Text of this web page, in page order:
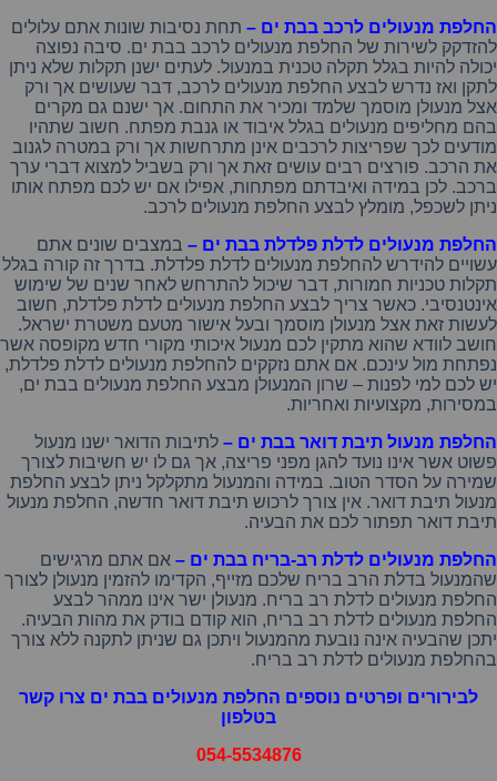
החלפת מנעולים לרכב בבת ים – תחת נסיבות שונות אתם עלולים
להזדקק לשירות של החלפת מנעולים לרכב בבת ים. סיבה נפוצה
יכולה להיות בגלל תקלה טכנית במנעול. לעתים ישנן תקלות שלא ניתן
לתקן ואז נדרש לבצע החלפת מנעולים לרכב, דבר שעושים אך ורק
אצל מנעולן מוסמך שלמד ומכיר את התחום. אך ישנם גם מקרים
בהם מחליפים מנעולים בגלל איבוד או גנבת מפתח. חשוב שתהיו
מודעים לכך שפריצות לרכבים אינן מתרחשות אך ורק במטרה לגנוב
את הרכב. פורצים רבים עושים זאת אך ורק בשביל למצוא דברי ערך
ברכב. לכן במידה ואיבדתם מפתחות, אפילו אם יש לכם מפתח אותו
ניתן לשכפל, מומלץ לבצע החלפת מנעולים לרכב.
החלפת מנעולים לדלת פלדלת בבת ים – במצבים שונים אתם
עשויים להידרש להחלפת מנעולים לדלת פלדלת. בדרך זה קורה בגלל
תקלות טכניות חמורות, דבר שיכול להתרחש לאחר שנים של שימוש
אינטנסיבי. כאשר צריך לבצע החלפת מנעולים לדלת פלדלת, חשוב
לעשות זאת אצל מנעולן מוסמך ובעל אישור מטעם משטרת ישראל.
חושב לוודא שהוא מתקין לכם מנעול איכותי מקורי חדש מקופסה אשר
נפתחת מול עינכם. אם אתם נזקקים להחלפת מנעולים לדלת פלדלת,
יש לכם למי לפנות – שרון המנעולן מבצע החלפת מנעולים בבת ים,
במסירות, מקצועיות ואחריות.
החלפת מנעול תיבת דואר בבת ים – לתיבות הדואר ישנו מנעול
פשוט אשר אינו נועד להגן מפני פריצה, אך גם לו יש חשיבות לצורך
שמירה על הסדר הטוב. במידה והמנעול מתקלקל ניתן לבצע החלפת
מנעול תיבת דואר. אין צורך לרכוש תיבת דואר חדשה, החלפת מנעול
תיבת דואר תפתור לכם את הבעיה.
החלפת מנעולים לדלת רב-בריח בבת ים – אם אתם מרגישים
שהמנעול בדלת הרב בריח שלכם מזייף, הקדימו להזמין מנעולן לצורך
החלפת מנעולים לדלת רב בריח. מנעולן ישר אינו ממהר לבצע
החלפת מנעולים לדלת רב בריח, הוא קודם בודק את מהות הבעיה.
יתכן שהבעיה אינה נובעת מהמנעול ויתכן גם שניתן לתקנה ללא צורך
בהחלפת מנעולים לדלת רב בריח.
לבירורים ופרטים נוספים החלפת מנעולים בבת ים צרו קשר
בטלפון
054-5534876